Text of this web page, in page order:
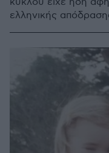
ελληνικής